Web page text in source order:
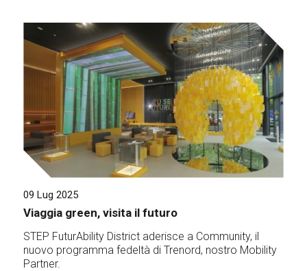
09 Lug 2025
Viaggia green, visita il futuro
STEP FuturAbility District aderisce a Community, il
nuovo programma fedeltà di Trenord, nostro Mobility
Partner.